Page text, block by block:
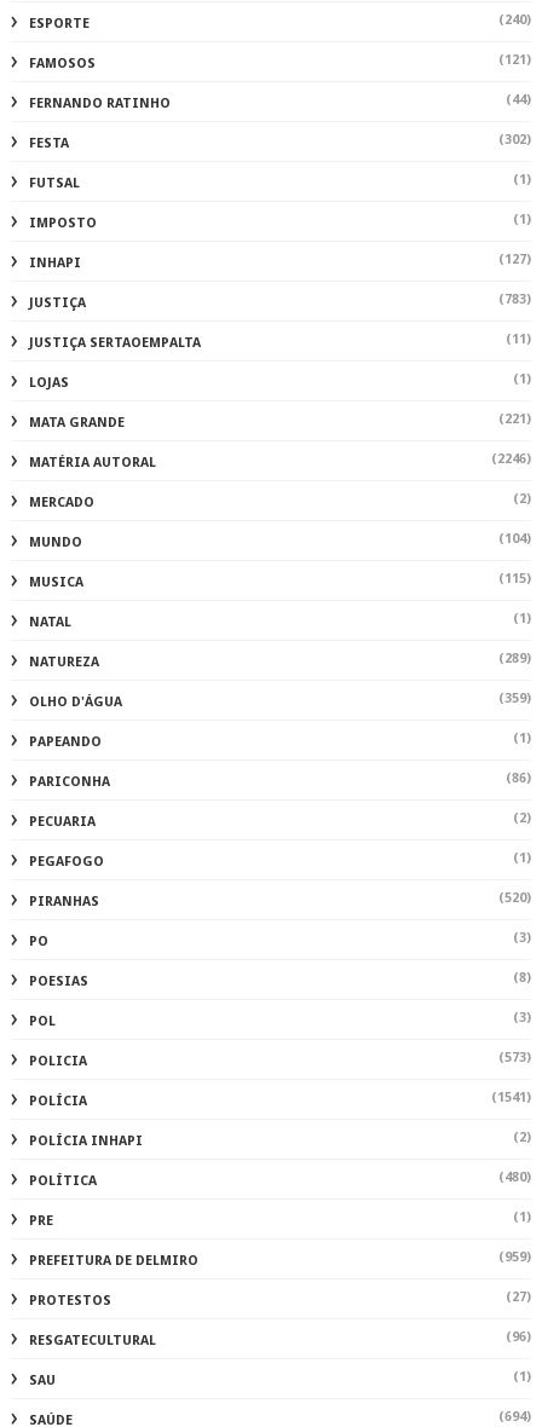
ESPORTE (240)
FAMOSOS (121)
FERNANDO RATINHO (44)
FESTA (302)
FUTSAL (1)
IMPOSTO (1)
INHAPI (127)
JUSTIÇA (783)
JUSTIÇA SERTAOEMPALTA (11)
LOJAS (1)
MATA GRANDE (221)
MATÉRIA AUTORAL (2246)
MERCADO (2)
MUNDO (104)
MUSICA (115)
NATAL (1)
NATUREZA (289)
OLHO D'ÁGUA (359)
PAPEANDO (1)
PARICONHA (86)
PECUARIA (2)
PEGAFOGO (1)
PIRANHAS (520)
PO (3)
POESIAS (8)
POL (3)
POLICIA (573)
POLÍCIA (1541)
POLÍCIA INHAPI (2)
POLÍTICA (480)
PRE (1)
PREFEITURA DE DELMIRO (959)
PROTESTOS (27)
RESGATECULTURAL (96)
SAU (1)
SAÚDE (694)